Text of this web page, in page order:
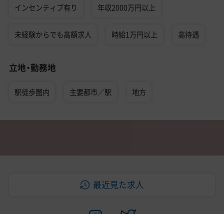
インセンティブ有り 年収2000万円以上
未経験からでも高額求人 時給1万円以上 高待遇
立地・勤務地
駅徒歩圏内 主要都市／駅 地方
最近見た求人